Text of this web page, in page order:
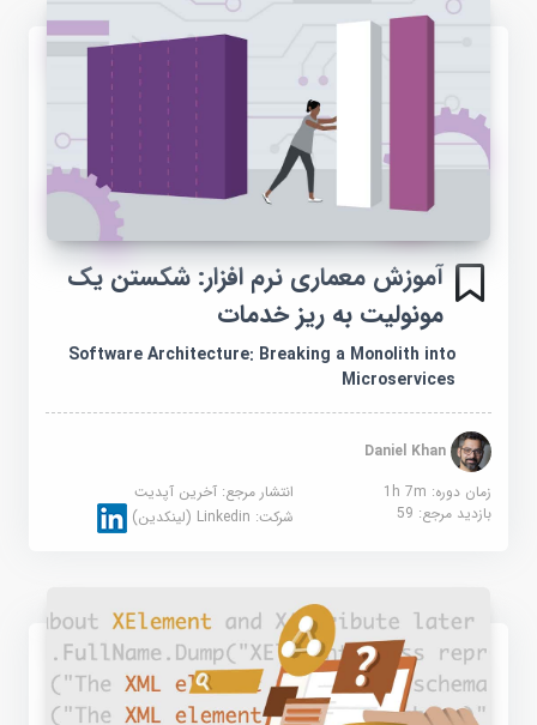
آموزش معماری نرم افزار: شکستن یک
مونولیت به ریز خدمات
Software Architecture: Breaking a Monolith into
Microservices
Daniel Khan
زمان دوره: 1h 7m
انتشار مرجع:آخرین آپدیت
بازدید مرجع:59 شرکت:Linkedin (لینکدین)